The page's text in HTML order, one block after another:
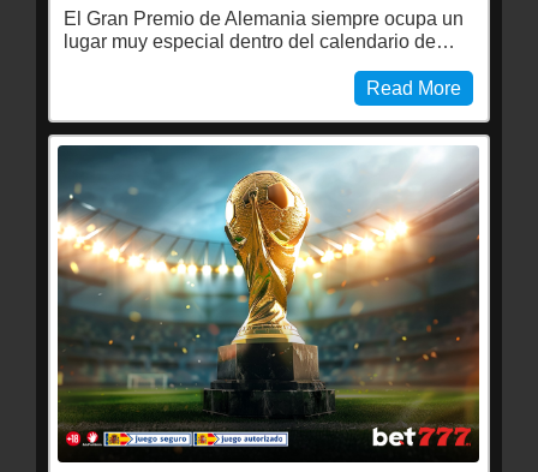
El Gran Premio de Alemania siempre ocupa un
lugar muy especial dentro del calendario de…
Read More